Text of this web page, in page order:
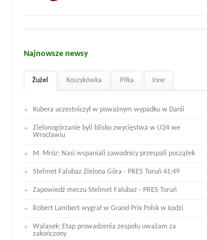
Najnowsze newsy
Żużel Koszykówka Piłka Inne
Kubera uczestniczył w poważnym wypadku w Danii
Zielonogórzanie byli blisko zwycięstwa w U24 we
Wrocławiu
M. Mróz: Nasi wspaniali zawodnicy przespali początek
Stelmet Falubaz Zielona Góra - PRES Toruń 41:49
Zapowiedź meczu Stelmet Falubaz - PRES Toruń
Robert Lambert wygrał w Grand Prix Polsk w Łodzi
Walasek: Etap prowadzenia zespołu uważam za
zakończony